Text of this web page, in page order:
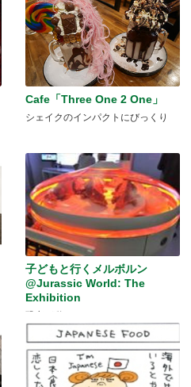
Cafe「Three One 2 One」
シェイクのインパクトにびっくり
子どもと行くメルボルン
@Jurassic World: The
Exhibition